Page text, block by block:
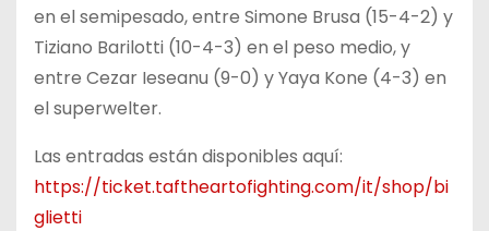
en el semipesado, entre Simone Brusa (15-4-2) y
Tiziano Barilotti (10-4-3) en el peso medio, y
entre Cezar Ieseanu (9-0) y Yaya Kone (4-3) en
el superwelter.
Las entradas están disponibles aquí:
https://ticket.taftheartofighting.com/it/shop/bi
glietti